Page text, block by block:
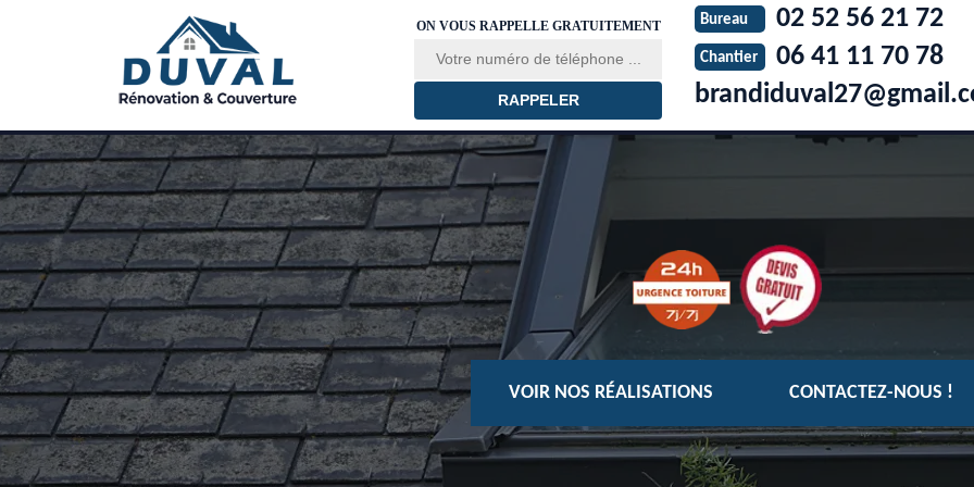
ON VOUS RAPPELLE GRATUITEMENT Bureau 02 52 56 21 72
Chantier
06 41 11 70 78
VOIR NOS RÉALISATIONS CONTACTEZ-NOUS !